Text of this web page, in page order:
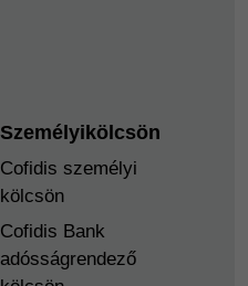
Személyikölcsön
Cofidis személyi
kölcsön
Cofidis Bank
adósságrendező